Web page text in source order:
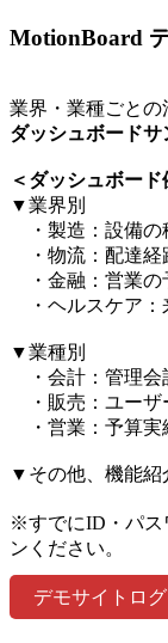
MotionBoard
業界・業種ごとの
ダッシュボードサ
＜ダッシュボード
▼業界別​
・製造：設備の
・物流：配達経
・金融：営業の
・ヘルスケア：
▼業種別​
・会計：管理会
・販売：ユーザ
・営業：予算実
▼その他、機能紹
※すでにID・パス
ンください。
デモサイトロ